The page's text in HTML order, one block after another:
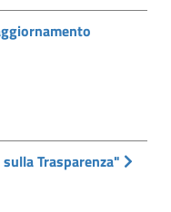
Trasparenza"